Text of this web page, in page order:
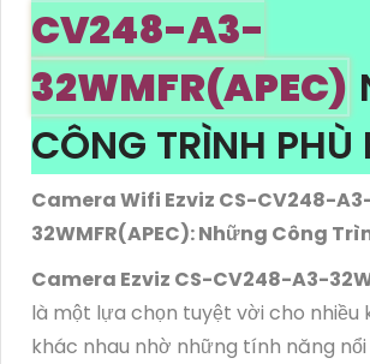
CV248-A3-
32WMFR(APEC)
CÔNG TRÌNH PHÙ
Camera Wifi Ezviz CS-CV248-
32WMFR(APEC): Những Công
Camera Ezviz CS-CV248-A3-
là một lựa chọn tuyệt vời cho nhiều
khác nhau nhờ những tính năng